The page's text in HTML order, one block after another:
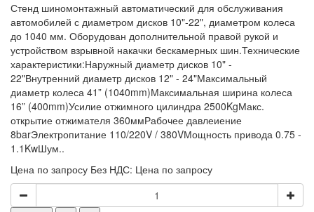
Стенд шиномонтажный автоматический для обслуживания
автомобилей с диаметром дисков 10"-22", диаметром колеса
до 1040 мм. Оборудован дополнительной правой рукой и
устройством взрывной накачки бескамерных шин.Технические
характеристики:Наружный диаметр дисков 10" -
22"Внутренний диаметр дисков 12" - 24"Максимальный
диаметр колеса 41” (1040mm)Максимальная ширина колеса
16” (400mm)Усилие отжимного цилиндра 2500KgМакс.
открытие отжимателя 360ммРабочее давлеиение
8barЭлектропитание 110/220V / 380VМощность привода 0.75 -
1.1KwШум..
Цена по запросу Без НДС: Цена по запросу